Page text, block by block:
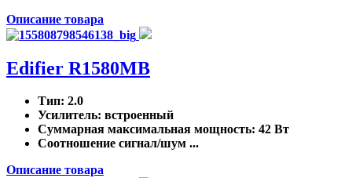
Описание товара
Edifier R1580MB
Тип: 2.0
Усилитель: встроенный
Суммарная максимальная мощность: 42 Вт
Соотношение сигнал/шум ...
Описание товара